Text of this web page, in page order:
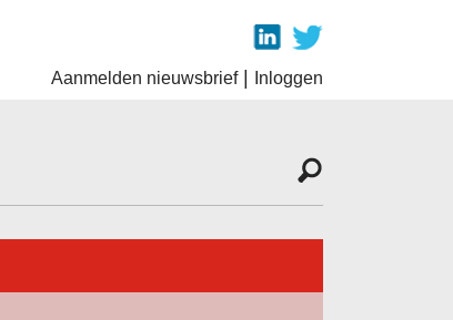
Aanmelden nieuwsbrief| Inloggen